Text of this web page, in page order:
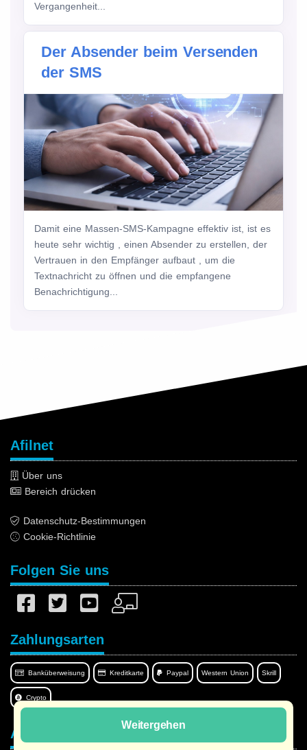
Vergangenheit...
Der Absender beim Versenden
der SMS
Damit eine Massen-SMS-Kampagne effektiv ist, ist es
heute sehr wichtig , einen Absender zu erstellen, der
Vertrauen in den Empfänger aufbaut , um die
Textnachricht zu öffnen und die empfangene
Benachrichtigung...
Weitergehen
Afilnet
Über uns
Bereich drücken
Datenschutz-Bestimmungen
Cookie-Richtlinie
Folgen Sie uns
Zahlungsarten
Banküberweisung Kreditkarte Paypal Western Union Skrill
Crypto
Afilnet in Ihrer Sprache